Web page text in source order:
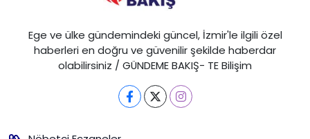
Ege ve ülke gündemindeki güncel, İzmir'le ilgili özel
haberleri en doğru ve güvenilir şekilde haberdar
olabilirsiniz / GÜNDEME BAKIŞ- TE Bilişim